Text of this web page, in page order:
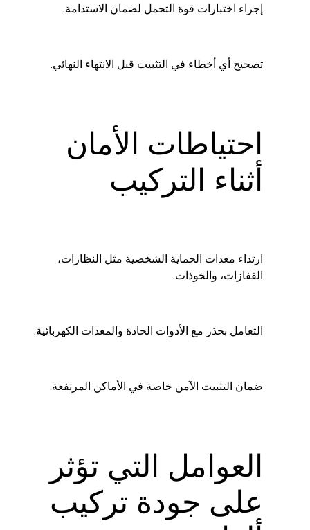
إجراء اختبارات قوة التحمل لضمان الاستدامة.
تصحيح أي أخطاء في التثبيت قبل الانتهاء النهائي.
احتياطات الأمان
أثناء التركيب
ارتداء معدات الحماية الشخصية مثل النظارات،
القفازات، والخوذات.
التعامل بحذر مع الأدوات الحادة والمعدات الكهربائية.
ضمان التثبيت الآمن خاصة في الأماكن المرتفعة.
العوامل التي تؤثر
على جودة تركيب